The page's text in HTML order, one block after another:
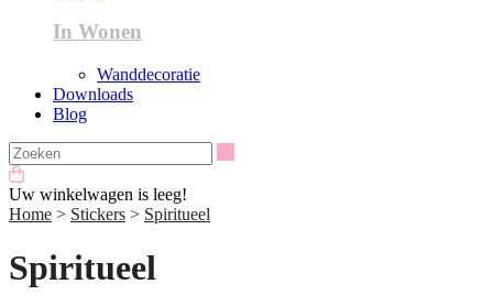
In Wonen
Wanddecoratie
Downloads
Blog
Uw winkelwagen is leeg!
Home > Stickers > Spiritueel
Spiritueel